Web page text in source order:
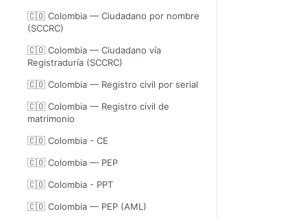
🇨🇴 Colombia — Ciudadano por nombre
(SCCRC)
🇨🇴 Colombia — Ciudadano vía
Registraduría (SCCRC)
🇨🇴 Colombia — Registro civil por serial
🇨🇴 Colombia — Registro civil de
matrimonio
🇨🇴 Colombia - CE
🇨🇴 Colombia — PEP
🇨🇴 Colombia - PPT
🇨🇴 Colombia — PEP (AML)